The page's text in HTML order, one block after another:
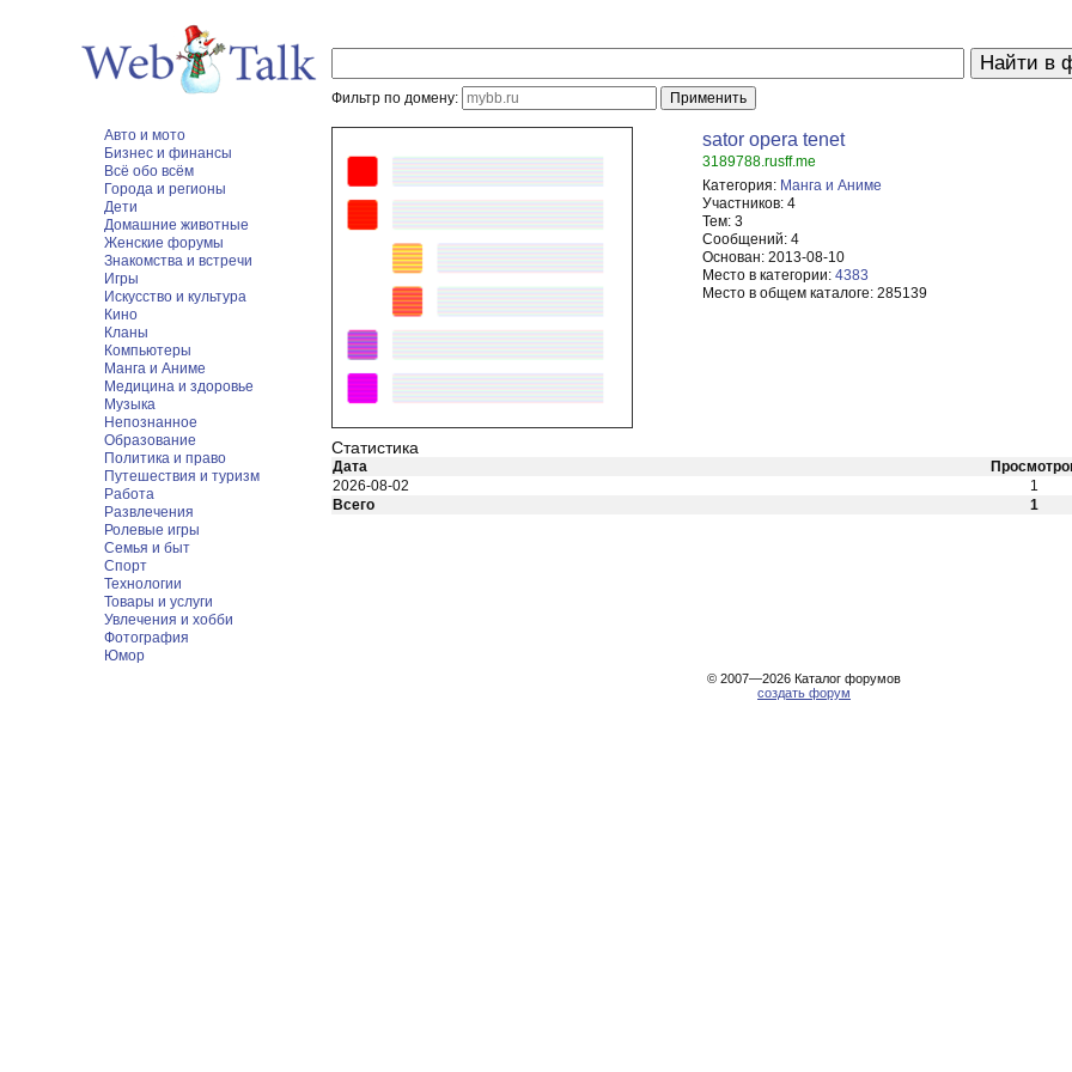
Фильтр по домену:
Авто и мото
Бизнес и финансы
Всё обо всём
Города и регионы
Дети
Домашние животные
Женские форумы
Знакомства и встречи
Игры
Искусство и культура
Кино
Кланы
Компьютеры
Манга и Аниме
Медицина и здоровье
Музыка
Непознанное
Образование
Политика и право
Путешествия и туризм
Работа
Развлечения
Ролевые игры
Семья и быт
Спорт
Технологии
Товары и услуги
Увлечения и хобби
Фотография
Юмор
sator opera tenet
3189788.rusff.me
Категория: Манга и Аниме
Участников: 4
Тем: 3
Сообщений: 4
Основан: 2013-08-10
Место в категории: 4383
Место в общем каталоге: 285139
Статистика
Дата
2026-08-02
1
Всего
1
© 2007—2026 Каталог форумов
создать форум